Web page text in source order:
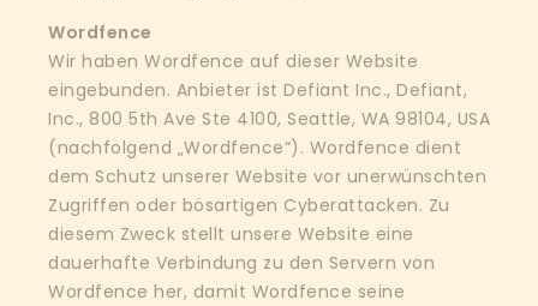
Wordfence
Wir haben Wordfence auf dieser Website
eingebunden. Anbieter ist Defiant Inc., Defiant,
Inc., 800 5th Ave Ste 4100, Seattle, WA 98104, USA
(nachfolgend „Wordfence“). Wordfence dient
dem Schutz unserer Website vor unerwünschten
Zugriffen oder bösartigen Cyberattacken. Zu
diesem Zweck stellt unsere Website eine
dauerhafte Verbindung zu den Servern von
Wordfence her, damit Wordfence seine